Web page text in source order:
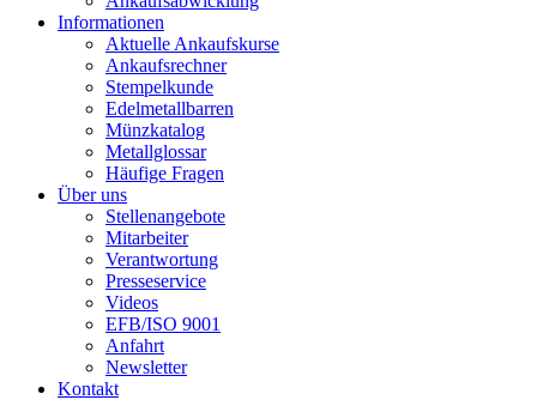
Informationen
Aktuelle Ankaufskurse
Ankaufsrechner
Stempelkunde
Edelmetallbarren
Münzkatalog
Metallglossar
Häufige Fragen
Über uns
Stellenangebote
Mitarbeiter
Verantwortung
Presseservice
Videos
EFB/ISO 9001
Anfahrt
Newsletter
Kontakt